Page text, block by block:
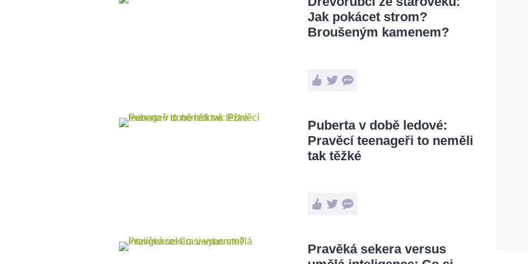
Jak pokácet strom?
Broušeným kamenem?
Puberta v době ledové:
Pravěcí teenageři to neměli
tak těžké
Pravěká sekera versus